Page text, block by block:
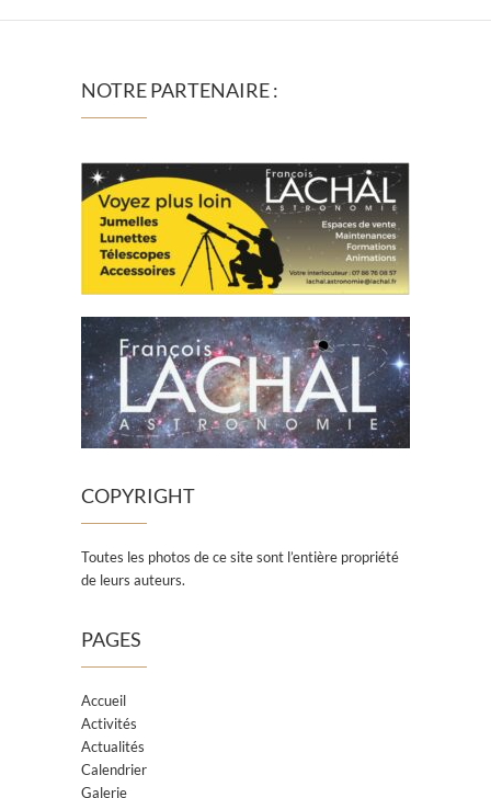
NOTRE PARTENAIRE :
COPYRIGHT
Toutes les photos de ce site sont l’entière propriété
de leurs auteurs.
PAGES
Accueil
Activités
Actualités
Calendrier
Galerie